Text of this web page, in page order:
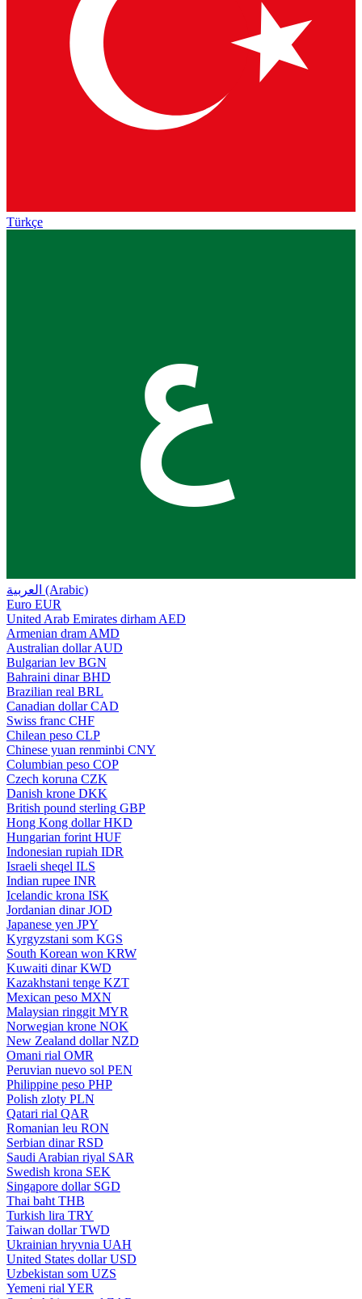
Türkçe
ع
العربية (Arabic)
Euro EUR
United Arab Emirates dirham AED
Armenian dram AMD
Australian dollar AUD
Bulgarian lev BGN
Bahraini dinar BHD
Brazilian real BRL
Canadian dollar CAD
Swiss franc CHF
Chilean peso CLP
Chinese yuan renminbi CNY
Columbian peso COP
Czech koruna CZK
Danish krone DKK
British pound sterling GBP
Hong Kong dollar HKD
Hungarian forint HUF
Indonesian rupiah IDR
Israeli sheqel ILS
Indian rupee INR
Icelandic krona ISK
Jordanian dinar JOD
Japanese yen JPY
Kyrgyzstani som KGS
South Korean won KRW
Kuwaiti dinar KWD
Kazakhstani tenge KZT
Mexican peso MXN
Malaysian ringgit MYR
Norwegian krone NOK
New Zealand dollar NZD
Omani rial OMR
Peruvian nuevo sol PEN
Philippine peso PHP
Polish zloty PLN
Qatari rial QAR
Romanian leu RON
Serbian dinar RSD
Saudi Arabian riyal SAR
Swedish krona SEK
Singapore dollar SGD
Thai baht THB
Turkish lira TRY
Taiwan dollar TWD
Ukrainian hryvnia UAH
United States dollar USD
Uzbekistan som UZS
Yemeni rial YER